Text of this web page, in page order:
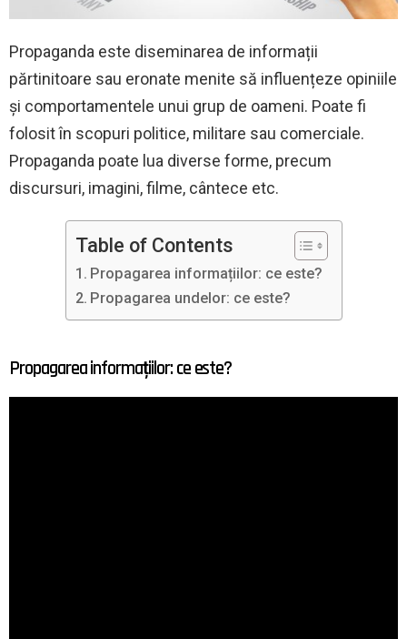
Propaganda este diseminarea de informații
părtinitoare sau eronate menite să influențeze opiniile
și comportamentele unui grup de oameni. Poate fi
folosit în scopuri politice, militare sau comerciale.
Propaganda poate lua diverse forme, precum
discursuri, imagini, filme, cântece etc.
Table of Contents
Propagarea informațiilor: ce este?
Propagarea undelor: ce este?
Propagarea informațiilor: ce este?